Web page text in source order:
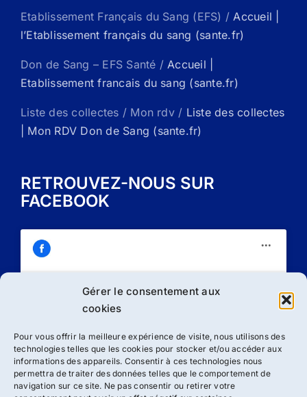
Gérer le consentement aux
cookies
Pour vous offrir la meilleure expérience de visite, nous utilisons des
technologies telles que les cookies pour stocker et/ou accéder aux
informations des appareils. Consentir à ces technologies nous
permettra de traiter des données telles que le comportement de
navigation sur ce site. Ne pas consentir ou retirer votre
Etablissement Français du Sang (EFS) /Accueil |
l’Etablissement français du sang (sante.fr)
Don de Sang – EFS Santé /Accueil |
Etablissement francais du sang (sante.fr)
Liste des collectes / Mon rdv / Liste des collectes
| Mon RDV Don de Sang (sante.fr)
RETROUVEZ-NOUS SUR
FACEBOOK
Cliquez sur « J’accepte » pour activer
J’accepte